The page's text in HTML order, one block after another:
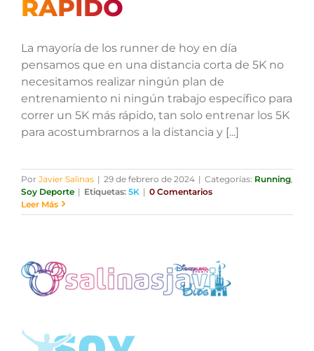
RÁPIDO
La mayoría de los runner de hoy en día
pensamos que en una distancia corta de 5K no
necesitamos realizar ningún plan de
entrenamiento ni ningún trabajo específico para
correr un 5K más rápido, tan solo entrenar los 5K
para acostumbrarnos a la distancia y [...]
Por Javier Salinas | 29 de febrero de 2024 | Categorías: Running,
Soy Deporte | Etiquetas: 5K | 0 Comentarios
Leer Más